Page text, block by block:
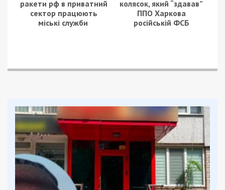
ракети рф в приватний
сектор працюють
міські служби
колясок, який “здавав”
ППО Харкова
російській ФСБ